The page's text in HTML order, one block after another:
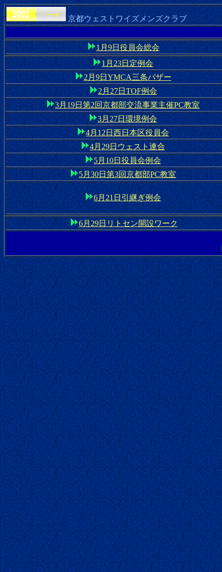
京都ウェストワイズメンズクラブ
1月9日役員会総会
1月23日定例会
2月9日YMCA三条バザー
2月27日TOF例会
3月19日第2回京都部交流事業主催PC教室
3月27日環境例会
4月12日西日本区役員会
4月29日ウェスト連合
5月10日役員会例会
5月30日第3回京都部PC教室
6月21日引継ぎ例会
6月29日リトセン開設ワーク